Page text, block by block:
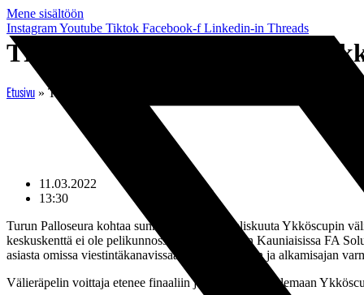
Mene sisältöön
InstagramYoutube Tiktok Facebook-f Linkedin-in Threads
TPS lähtee kamppailemaan
Etusivu » TPS lähtee kamppailemaan Ykköscupin finaalipaikasta –
11.03.2022
13:30
Turun Palloseura kohtaa sunnuntaina 13. maaliskuuta Ykköscupin
keskuskenttä ei ole pelikunnossa, ottelu pelataan Kauniaisissa FA
asiasta omissa viestintäkanavissaan heti pelipaikan ja alkamisajan
Välieräpelin voittaja etenee finaaliin ja pääsee tavoittelemaan